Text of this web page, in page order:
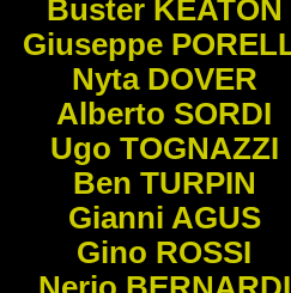
Buster KEATON
Giuseppe
Nyta DOVER
Alberto SORDI
Ugo TOGNAZZI
Ben TURPIN
Gianni AGUS
Gino ROSSI